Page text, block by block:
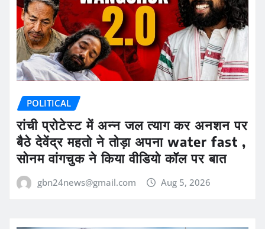
POLITICAL
रांची प्रोटेस्ट में अन्न जल त्याग कर अनशन पर
बैठे देवेंद्र महतो ने तोड़ा अपना water fast ,
सोनम वांगचुक ने किया वीडियो कॉल पर बात
gbn24news@gmail.com Aug 5, 2026